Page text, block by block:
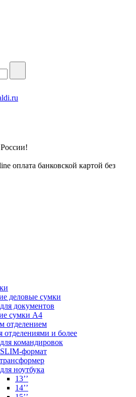
оплата банковской картой без
деловые сумки
документов
сумки А4
отделением
отделениями и более
командировок
формат
ноутбука
13’’
14’’